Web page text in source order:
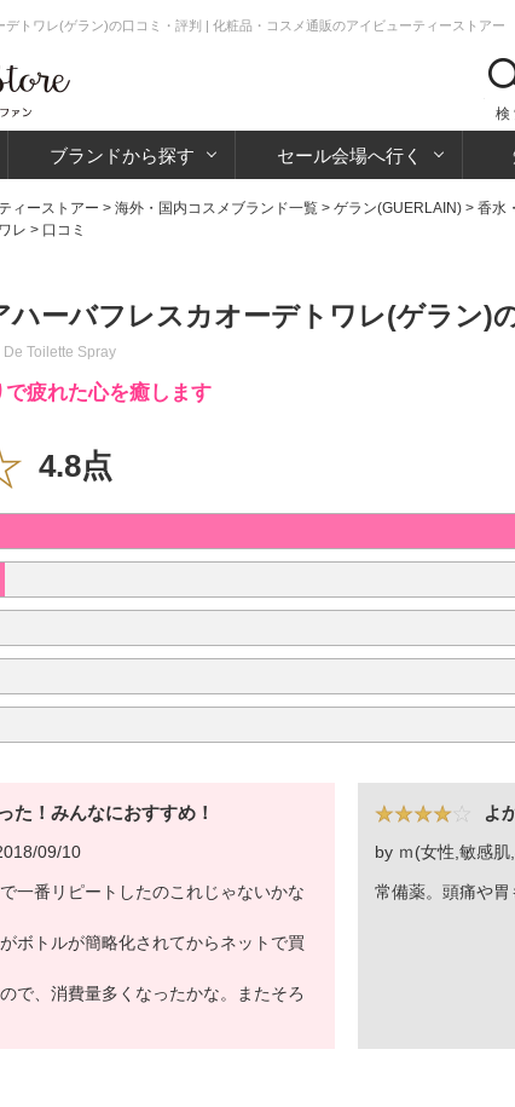
トワレ(ゲラン)の口コミ・評判 | 化粧品・コスメ通販のアイビューティーストアー
検
ブランドから探す セール会場へ行く
ィーストアー > 海外・国内コスメブランド一覧 > ゲラン(GUERLAIN) > 香水
レ > 口コミ
ーバフレスカオーデトワレ(ゲラン)
Toilette Spray
疲れた心を癒します
4.8点
た！みんなにおすすめ！
09/10
一番リピートしたのこれじゃないかな
ボトルが簡略化されてからネットで買
で、消費量多くなったかな。またそろ
よ
by ｍ(女性,敏感
常備薬。頭痛や胃